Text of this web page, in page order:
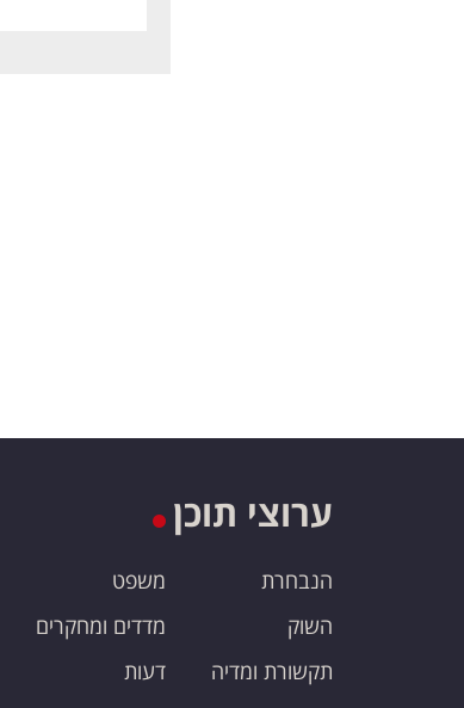
ערוצי תוכן
הנבחרת
השוק
תקשורת ומדיה
משפט
מדדים ומחקרים
דעות